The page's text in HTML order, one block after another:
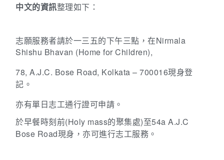
中文的資訊整理如下：
志願服務者請於一三五的下午三點，在Nirmala
Shishu Bhavan (Home for Children),
78, A.J.C. Bose Road, Kolkata – 700016現身登
記。
亦有單日志工通行證可申請。
於早餐時刻前(Holy mass的聚集處)至54a A.J.C
Bose Road現身，亦可進行志工服務。